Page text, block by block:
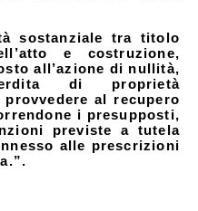
sostanziale tra titolo
e costruzione,
all’azione di nullità,
di proprietà
al recupero
i presupposti,
previste a tutela
alle prescrizioni